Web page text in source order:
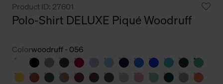
Product ID: 27601
Polo-Shirt DELUXE Piqué Woodruff
Colorwoodruff - 056